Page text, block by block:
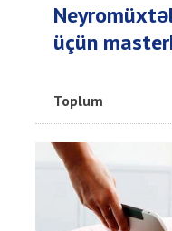
üçün
Toplum